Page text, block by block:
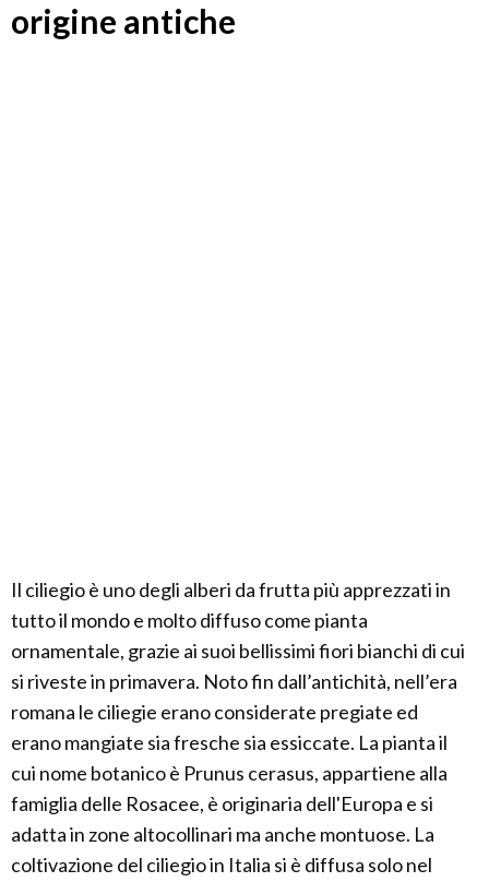
origine antiche
Il ciliegio è uno degli alberi da frutta più apprezzati in
tutto il mondo e molto diffuso come pianta
ornamentale, grazie ai suoi bellissimi fiori bianchi di cui
si riveste in primavera. Noto fin dall’antichità, nell’era
romana le ciliegie erano considerate pregiate ed
erano mangiate sia fresche sia essiccate. La pianta il
cui nome botanico è Prunus cerasus, appartiene alla
famiglia delle Rosacee, è originaria dell'Europa e si
adatta in zone altocollinari ma anche montuose. La
coltivazione del ciliegio in Italia si è diffusa solo nel